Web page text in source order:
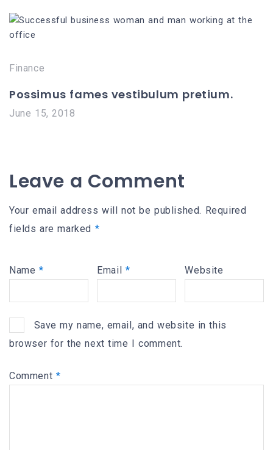
Finance
Possimus fames vestibulum pretium.
June 15, 2018
Leave a Comment
Your email address will not be published. Required
fields are marked *
Name * Email * Website
Save my name, email, and website in this
browser for the next time I comment.
Comment *